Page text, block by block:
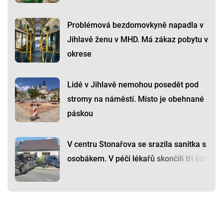
Problémová bezdomovkyně napadla v
Jihlavě ženu v MHD. Má zákaz pobytu v
okrese
Lidé v Jihlavě nemohou posedět pod
stromy na náměstí. Místo je obehnané
páskou
V centru Stonařova se srazila sanitka s
osobákem. V péči lékařů skončili tři lidé